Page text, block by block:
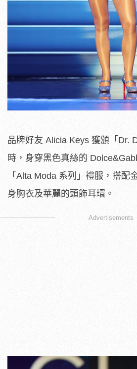
品牌好友 Alicia Keys 獲頒「Dr.
時，身穿黑色真絲的
「Alta Moda 系列」禮服，搭配
身胸衣及華麗的頭飾耳環。
Advertisements